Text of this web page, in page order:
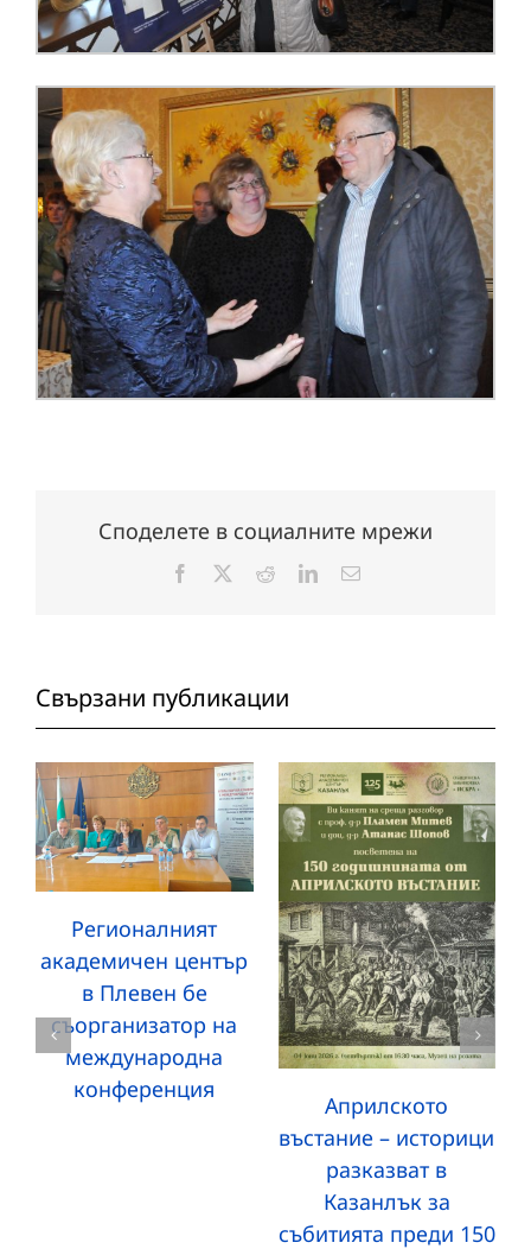
Споделете в социалните мрежи
Facebook RedditLinkedInЕлектронна
Свързани публикации
Регионалният
академичен център
в Плевен бе
съорганизатор на
международна
конференция
Априлското
въстание – историци
разказват в
Казанлък за
събитията преди 150